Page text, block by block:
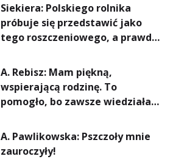
Siekiera: Polskiego rolnika
próbuje się przedstawić jako
tego roszczeniowego, a prawda
A. Rebisz: Mam piękną,
wspierającą rodzinę. To
pomogło, bo zawsze wiedziałam,
najważniejsza
A. Pawlikowska: Pszczoły mnie
zauroczyły!